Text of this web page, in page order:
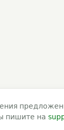
пишите на